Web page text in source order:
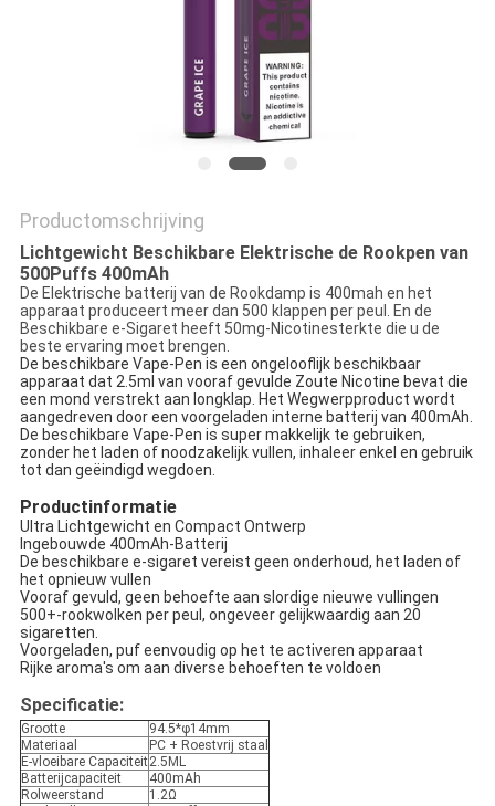
Productomschrijving
Lichtgewicht Beschikbare Elektrische de Rookpen van
500Puffs 400mAh
De Elektrische batterij van de Rookdamp is 400mah en het
apparaat produceert meer dan 500 klappen per peul. En de
Beschikbare e-Sigaret heeft 50mg-Nicotinesterkte die u de
beste ervaring moet brengen.
De beschikbare Vape-Pen is een ongelooflijk beschikbaar
apparaat dat 2.5ml van vooraf gevulde Zoute Nicotine bevat die
een mond verstrekt aan longklap. Het Wegwerpproduct wordt
aangedreven door een voorgeladen interne batterij van 400mAh.
De beschikbare Vape-Pen is super makkelijk te gebruiken,
zonder het laden of noodzakelijk vullen, inhaleer enkel en gebruik
tot dan geëindigd wegdoen.
Productinformatie
Ultra Lichtgewicht en Compact Ontwerp
Ingebouwde 400mAh-Batterij
De beschikbare e-sigaret vereist geen onderhoud, het laden of
het opnieuw vullen
Vooraf gevuld, geen behoefte aan slordige nieuwe vullingen
500+-rookwolken per peul, ongeveer gelijkwaardig aan 20
sigaretten.
Voorgeladen, puf eenvoudig op het te activeren apparaat
Rijke aroma's om aan diverse behoeften te voldoen
Specificatie:
Grootte
94.5*φ14mm
Materiaal
PC + Roestvrij staal
E-vloeibare Capaciteit2.5ML
Batterijcapaciteit
400mAh
Rolweerstand
1.2Ω